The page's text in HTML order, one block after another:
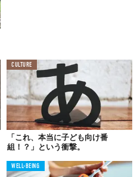
CULTURE
「これ、本当に子ども向け番
組！？」という衝撃。
WELL-BEING